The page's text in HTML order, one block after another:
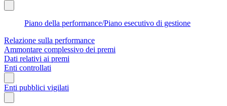
Piano della performance/Piano esecutivo di gestione
Relazione sulla performance
Ammontare complessivo dei premi
Dati relativi ai premi
Enti controllati
Enti pubblici vigilati